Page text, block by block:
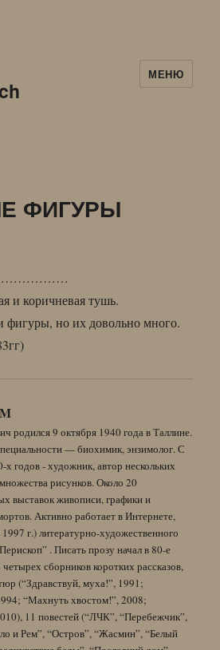
МЕНЮ
ФИГУРЫ
и коричневая тушь.
фигуры, но их довольно много.
родился 9 октября 1940 года в Таллине.
— биохимик, энзимолог. С
х годов - художник, автор нескольких
рисунков. Около 20
выставок живописи, графики и
Активно работает в Интернете,
1997 г.) литературно-художественного
. Писать прозу начал в 80-е
сборников коротких рассказов,
(“Здравствуй, муха!”, 1991;
“Махнуть хвостом!”, 2008;
11 повестей (“ЛЧК”, “Перебежчик”,
и Рем”, “Остров”, “Жасмин”, “Белый